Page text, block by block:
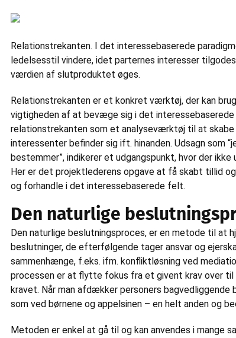
Relationstrekanten. I det interessebaserede
ledelsesstil vindere, idet parternes interesser
værdien af slutproduktet øges.
Relationstrekanten er et konkret værktøj, der kan
vigtigheden af at bevæge sig i det
relationstrekanten som et analyseværktøj til at skabe
interessenter befinder sig ift. hinanden. Udsagn som
bestemmer”, indikerer et udgangspunkt, hvor der
Her er det projektlederens opgave at få skabt tillid
og forhandle i det interessebaserede felt.
Den naturlige
Den naturlige beslutningsproces, er en metode til
beslutninger, de efterfølgende tager ansvar og
sammenhænge, f.eks. ifm. konfliktløsning ved
processen er at flytte fokus fra et givent krav over til
kravet. Når man afdækker personers bagvedliggende
som ved børnene og appelsinen – en helt anden og
Metoden er enkel at gå til og kan anvendes i mange